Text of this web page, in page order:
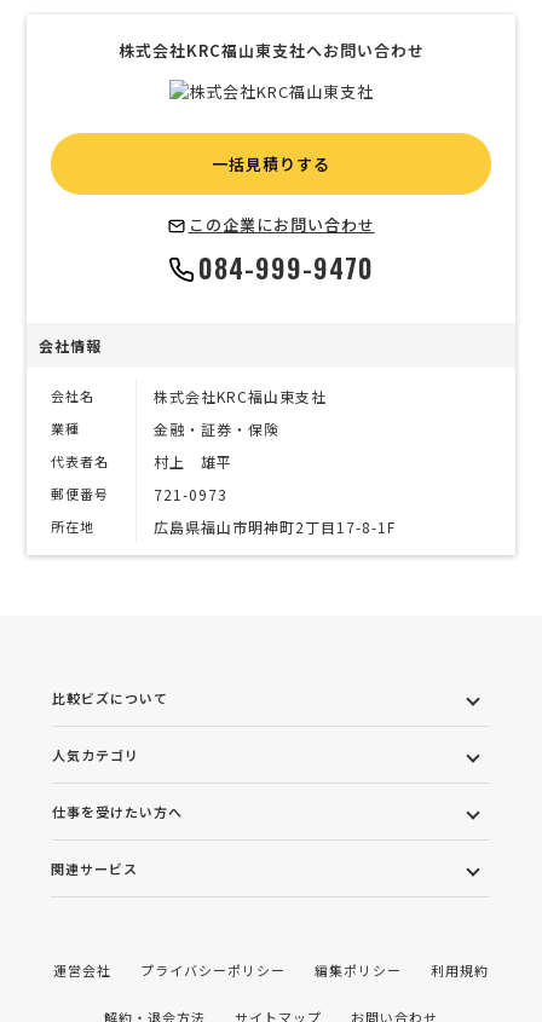
株式会社KRC福山東支社へお問い合わせ
一括見積りする
この企業にお問い合わせ
084-999-9470
会社情報
会社名 株式会社KRC福山東支社
業種 金融・証券・保険
代表者名 村上 雄平
郵便番号 721-0973
所在地 広島県福山市明神町2丁目17-8-1F
比較ビズについて
人気カテゴリ
仕事を受けたい方へ
関連サービス
運営会社 プライバシーポリシー 編集ポリシー 利用規約
解約・退会方法 サイトマップ お問い合わせ